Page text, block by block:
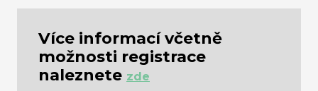
Více informací včetně
možnosti registrace
naleznete zde